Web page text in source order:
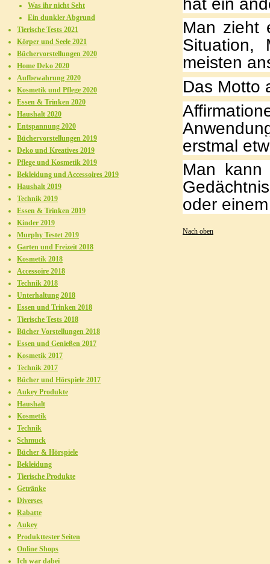
Man zieht
Situation,
meisten
Das Motto
erstmal
Man
oder
Nach oben
Was ihr nicht Seht
Ein dunkler Abgrund
Tierische Tests 2021
Körper und Seele 2021
Büchervorstellungen 2020
Home Deko 2020
Aufbewahrung 2020
Kosmetik und Pflege 2020
Essen & Trinken 2020
Haushalt 2020
Entspannung 2020
Büchervorstellungen 2019
Deko und Kreatives 2019
Pflege und Kosmetik 2019
Bekleidung und Accessoires 2019
Haushalt 2019
Technik 2019
Essen & Trinken 2019
Kinder 2019
Murphy Testet 2019
Garten und Freizeit 2018
Kosmetik 2018
Accessoire 2018
Technik 2018
Unterhaltung 2018
Essen und Trinken 2018
Tierische Tests 2018
Bücher Vorstellungen 2018
Essen und Genießen 2017
Kosmetik 2017
Technik 2017
Bücher und Hörspiele 2017
Aukey Produkte
Haushalt
Kosmetik
Technik
Schmuck
Bücher & Hörspiele
Bekleidung
Tierische Produkte
Getränke
Diverses
Rabatte
Aukey
Produkttester Seiten
Online Shops
Ich war dabei